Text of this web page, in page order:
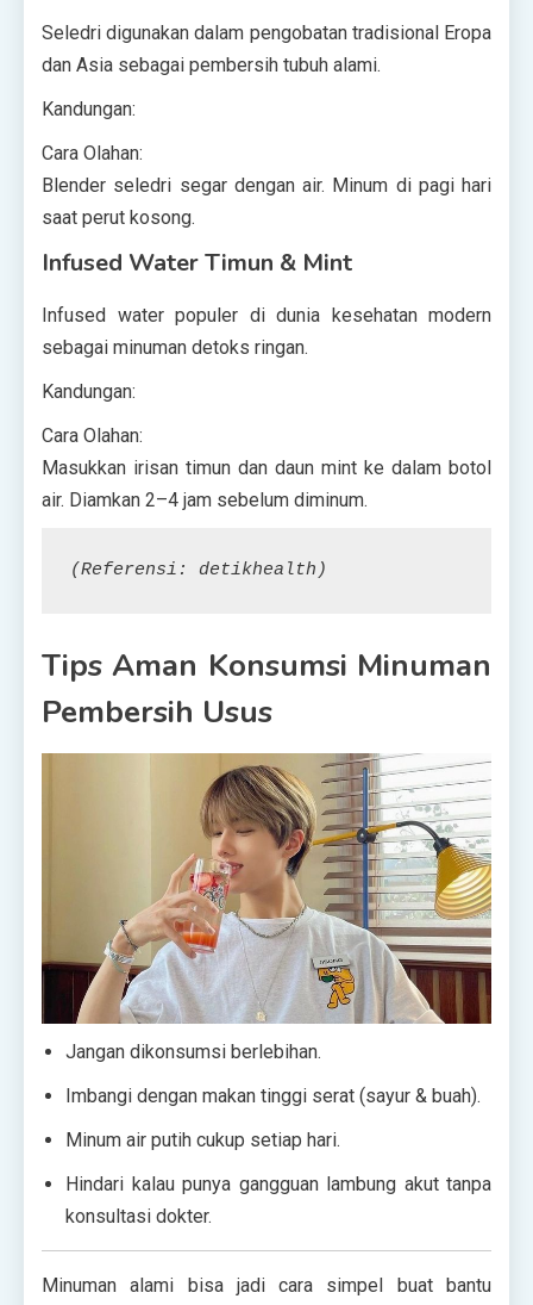
Seledri digunakan dalam pengobatan tradisional Eropa
dan Asia sebagai pembersih tubuh alami.
Kandungan:
Cara Olahan:
Blender seledri segar dengan air. Minum di pagi hari
saat perut kosong.
Infused Water Timun & Mint
Infused water populer di dunia kesehatan modern
sebagai minuman detoks ringan.
Kandungan:
Cara Olahan:
Masukkan irisan timun dan daun mint ke dalam botol
air. Diamkan 2–4 jam sebelum diminum.
(Referensi: detikhealth)
Tips Aman Konsumsi Minuman
Pembersih Usus
Jangan dikonsumsi berlebihan.
Imbangi dengan makan tinggi serat (sayur & buah).
Minum air putih cukup setiap hari.
Hindari kalau punya gangguan lambung akut tanpa
konsultasi dokter.
Minuman alami bisa jadi cara simpel buat bantu